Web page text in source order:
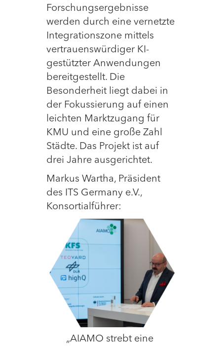
Forschungsergebnisse
werden durch eine vernetzte
Integrationszone mittels
vertrauenswürdiger KI-
gestützter Anwendungen
bereitgestellt. Die
Besonderheit liegt dabei in
der Fokussierung auf einen
leichten Marktzugang für
KMU und eine große Zahl
Städte. Das Projekt ist auf
drei Jahre ausgerichtet.
Markus Wartha, Präsident
des ITS Germany e.V.,
Konsortialführer:
„AIAMO strebt eine